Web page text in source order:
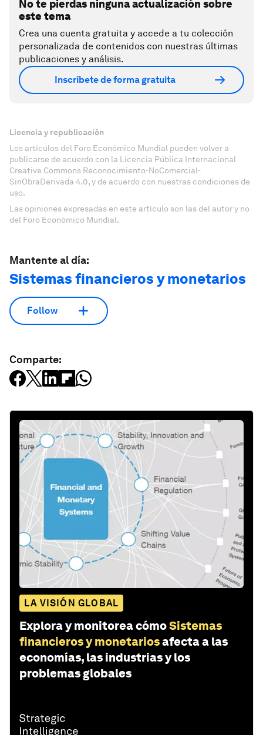
No te pierdas ninguna actualización sobre
este tema
Crea una cuenta gratuita y accede a tu colección
personalizada de contenidos con nuestras últimas
publicaciones y análisis.
Inscríbete de forma gratuita
Licencia y republicación
Los artículos del Foro Económico Mundial pueden volver a
publicarse de acuerdo con la Licencia Pública Internacional
Creative Commons Reconocimiento-NoComercial-
SinObraDerivada 4.0, y de acuerdo con nuestras condiciones de
uso.
Las opiniones expresadas en este artículo son las del autor y no
del Foro Económico Mundial.
Mantente al día:
Sistemas financieros y monetarios
Follow
Comparte:
LA VISIÓN GLOBAL
Explora y monitorea cómoSistemas
financieros y monetariosafecta a las
economías, las industrias y los
problemas globales